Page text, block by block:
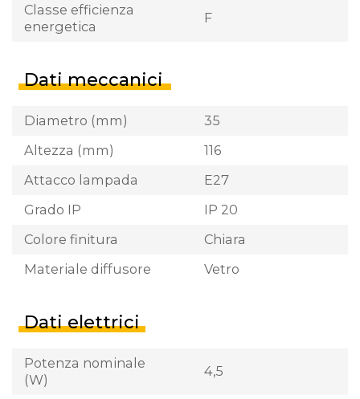
Classe efficienza
energetica
F
Dati meccanici
Diametro (mm)
35
Altezza (mm)
116
Attacco lampada
E27
Grado IP
IP 20
Colore finitura
Chiara
Materiale diffusore
Vetro
Dati elettrici
Potenza nominale
(W)
4,5